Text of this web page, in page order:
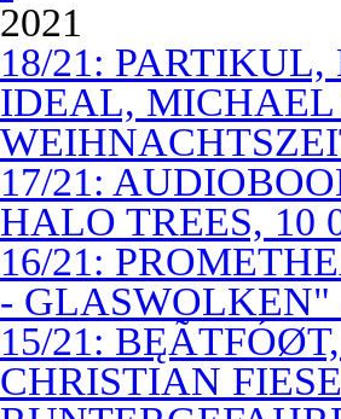
2021
18/21:
IDEAL, MICHAEL
17/21:
HALO TREES, 10
16/21:
- GLASWOLKEN"
15/21:
CHRISTIAN